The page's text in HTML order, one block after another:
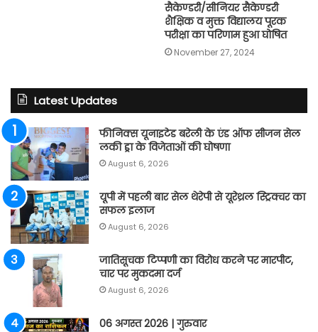
सैकेण्डरी/सीनियर सैकेण्डरी
शैक्षिक व मुक्त विद्यालय पूरक
परीक्षा का परिणाम हुआ घोषित
November 27, 2024
Latest Updates
फीनिक्स यूनाइटेड बरेली के एंड ऑफ सीजन सेल
लकी ड्रा के विजेताओं की घोषणा
August 6, 2026
यूपी में पहली बार सेल थेरेपी से यूरेथ्रल स्ट्रिक्चर का
सफल इलाज
August 6, 2026
जातिसूचक टिप्पणी का विरोध करने पर मारपीट,
चार पर मुकदमा दर्ज
August 6, 2026
06 अगस्त 2026 | गुरुवार